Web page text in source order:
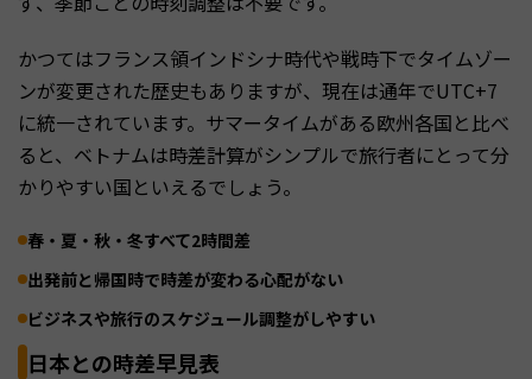
かつてはフランス領インドシナ時代や戦時下でタイムゾー
ンが変更された歴史もありますが、現在は通年でUTC+7
に統一されています。サマータイムがある欧州各国と比べ
ると、ベトナムは時差計算がシンプルで旅行者にとって分
かりやすい国といえるでしょう。
春・夏・秋・冬すべて2時間差
出発前と帰国時で時差が変わる心配がない
ビジネスや旅行のスケジュール調整がしやすい
日本との時差早見表